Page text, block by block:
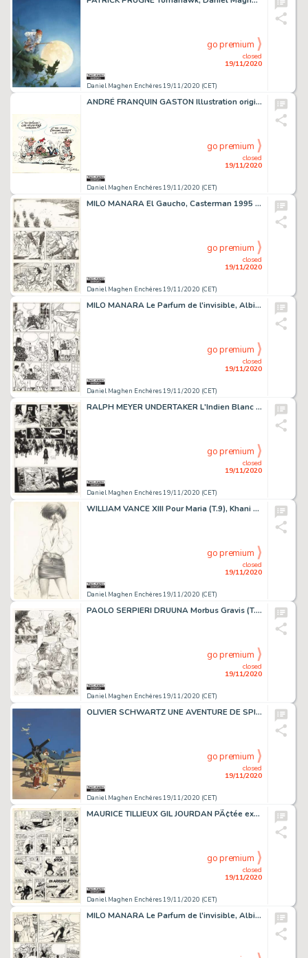
Daniel Maghen Enchères 19/11/2020 (CET)
closed
19/11/2020
go premium
ANDRÉ FRANQUIN GASTON Illustration originale réalisée en 1969 pour l'anniversaire...
Daniel Maghen Enchères 19/11/2020 (CET)
closed
19/11/2020
go premium
MILO MANARA El Gaucho, Casterman 1995 Planche originale n° 63, prépubliée en France...
Daniel Maghen Enchères 19/11/2020 (CET)
closed
19/11/2020
go premium
MILO MANARA Le Parfum de l'invisible, Albin Michel 1986 Planche originale n° 30,...
Daniel Maghen Enchères 19/11/2020 (CET)
closed
19/11/2020
go premium
RALPH MEYER UNDERTAKER L'Indien Blanc (T.5), Dargaud 2019 Planche originale n°50....
Daniel Maghen Enchères 19/11/2020 (CET)
closed
19/11/2020
go premium
WILLIAM VANCE XIII Pour Maria (T.9), Khani 1992 Major Jones, illustration originale,...
Daniel Maghen Enchères 19/11/2020 (CET)
closed
19/11/2020
go premium
PAOLO SERPIERI DRUUNA Morbus Gravis (T.1), Bagheera 1990 Planche originale n° 45....
Daniel Maghen Enchères 19/11/2020 (CET)
closed
19/11/2020
go premium
OLIVIER SCHWARTZ UNE AVENTURE DE SPIROU ET FANTASIO Illustration originale réalisée...
Daniel Maghen Enchères 19/11/2020 (CET)
closed
19/11/2020
go premium
MAURICE TILLIEUX GIL JOURDAN PÃ¢tée explosive (T.12), Dupuis 1971 Planche originale...
Daniel Maghen Enchères 19/11/2020 (CET)
closed
19/11/2020
go premium
MILO MANARA Le Parfum de l'invisible, Albin Michel 1986 Planche originale n° 49,...